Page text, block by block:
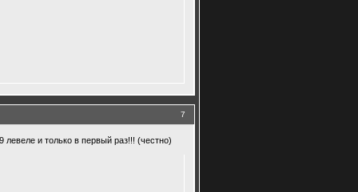
7
и только в первый раз!!! (честно)